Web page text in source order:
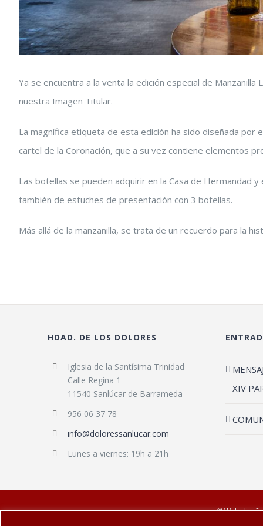
Ya se encuentra a la venta la edición especial de
nuestra Imagen Titular.
La magnífica etiqueta de esta edición ha sido diseñada por
cartel de la Coronación, que a su vez contiene elementos
Las botellas se pueden adquirir en la Casa de Hermandad
también de estuches de presentación con 3 botellas.
Más allá de la manzanilla, se trata de un recuerdo para la
HDAD. DE LOS DOLORES
Iglesia de la Santísima Trinidad
Calle Regina 1
11540 Sanlúcar de Barrameda
956 06 37 78
info@doloressanlucar.com
Lunes a viernes: 19h a 21h
XIV
© Web